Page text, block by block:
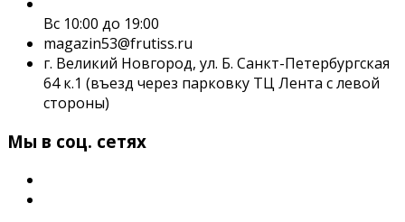
Вс 10:00 до 19:00
magazin53@frutiss.ru
г. Великий Новгород, ул. Б. Санкт-Петербургская
64 к.1 (въезд через парковку ТЦ Лента с левой
стороны)
Мы в соц. сетях